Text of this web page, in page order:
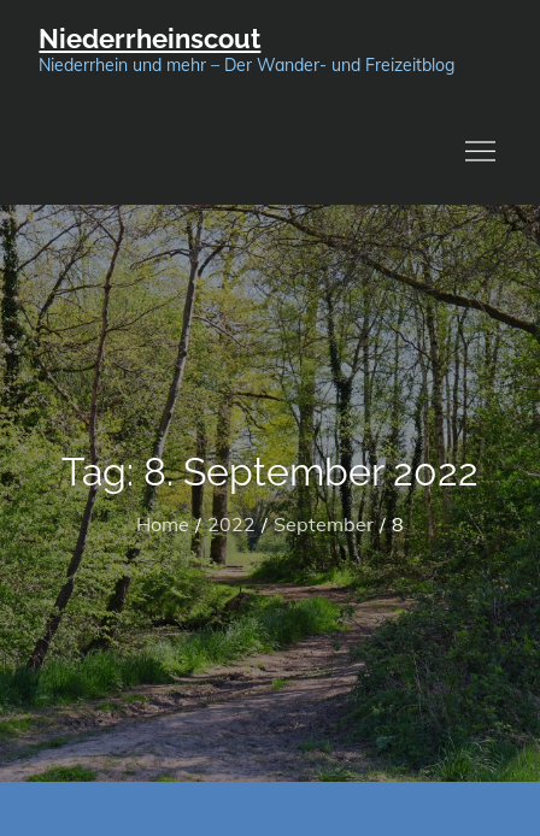
Niederrheinscout
Niederrhein und mehr – Der Wander- und Freizeitblog
Tag:8. September 2022
Home 2022 September 8